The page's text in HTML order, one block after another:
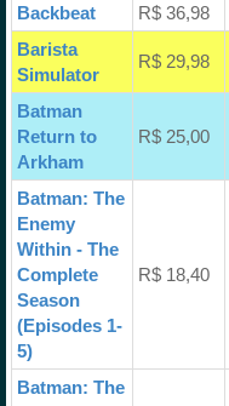
Backbeat R$ 36,98
Barista
Simulator
R$ 29,98
Batman
Return to
Arkham
R$ 25,00
Batman: The
Enemy
Within - The
Complete
Season
(Episodes 1-
5)
R$ 18,40
Batman: The